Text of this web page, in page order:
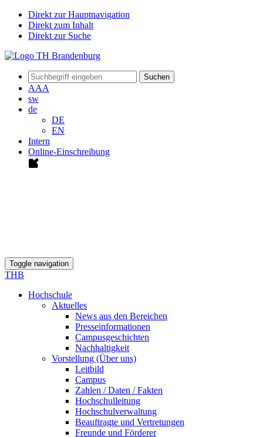
Direkt zur Hauptnavigation
Direkt zum Inhalt
Direkt zur Suche
Suchen
AAA
sw
de
DE
EN
Intern
Online-Einschreibung
Toggle navigation
THB
Hochschule
Aktuelles
News aus den Bereichen
Presseinformationen
Campusgeschichten
Nachhaltigkeit
Vorstellung (Über uns)
Leitbild
Campus
Zahlen / Daten / Fakten
Hochschulleitung
Hochschulverwaltung
Beauftragte und Vertretungen
Freunde und Förderer